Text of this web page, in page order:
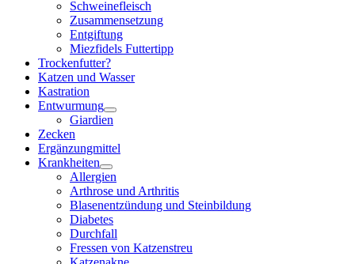
Schweinefleisch
Zusammensetzung
Entgiftung
Miezfidels Futtertipp
Trockenfutter?
Katzen und Wasser
Kastration
Entwurmung
Giardien
Zecken
Ergänzungmittel
Krankheiten
Allergien
Arthrose und Arthritis
Blasenentzündung und Steinbildung
Diabetes
Durchfall
Fressen von Katzenstreu